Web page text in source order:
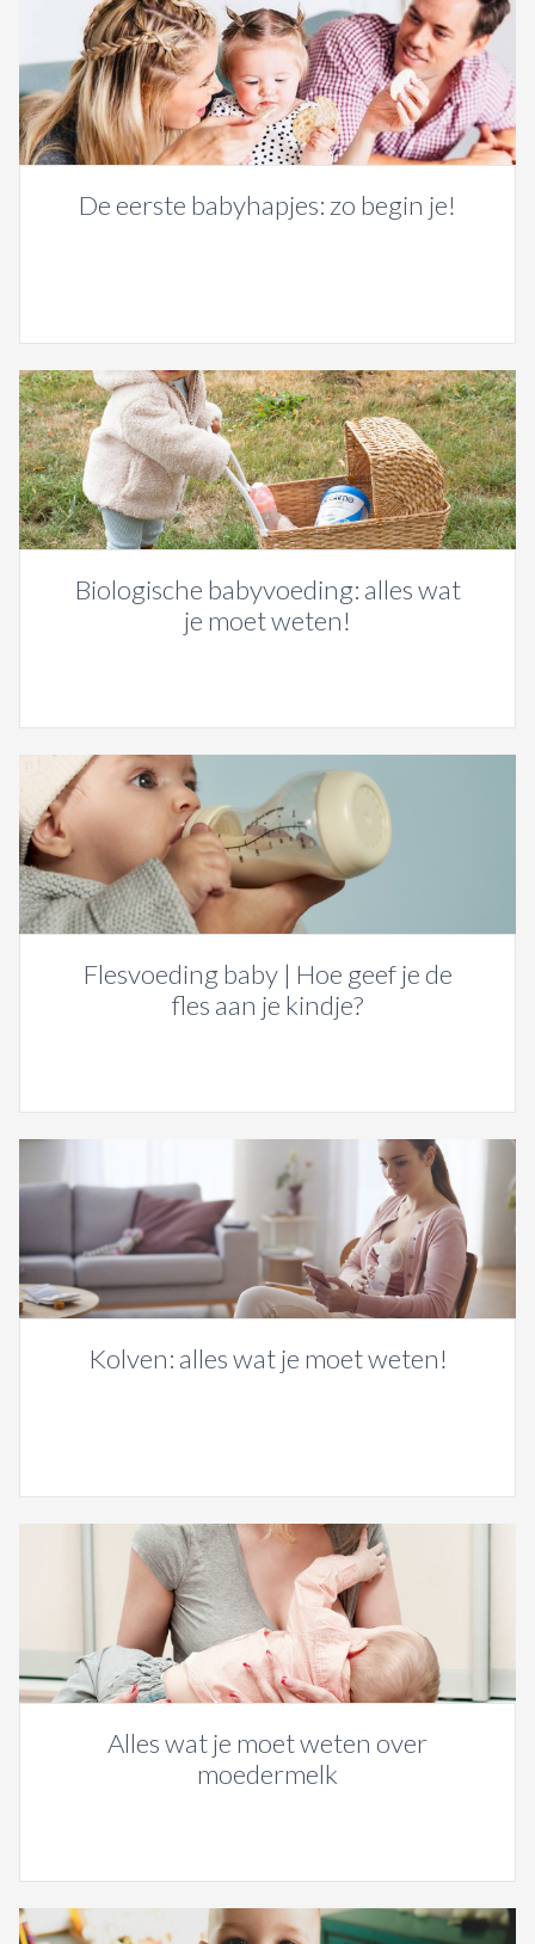
De eerste babyhapjes: zo begin je!
Biologische babyvoeding: alles wat
je moet weten!
Flesvoeding baby | Hoe geef je de
fles aan je kindje?
Kolven: alles wat je moet weten!
Alles wat je moet weten over
moedermelk